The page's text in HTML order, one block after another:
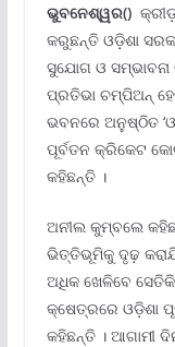
ଭୁବନେଶ୍ୱର()
କରୁଛନ୍ତି ଓଡ଼ିଶା
ସୁଯୋଗ ଓ ସମ୍ଭାବନା
ପ୍ରତିଭା ଚମ୍ପିଅନ୍
ଭବନରେ ଅନୁଷ୍ଠିତ
ପୂର୍ବତନ କ୍ରିକେଟ
କହିଛନ୍ତି ।
ଅନୀଲ କୁମ୍ବଲେ
ଭିତ୍ତିଭୂମିକୁ ଦୃଢ଼
ଅଧିକ ଖେଳିବେ
କ୍ଷେତ୍ରରେ ଓଡ଼ିଶା
କହିଛନ୍ତି । ଆଗାମୀ